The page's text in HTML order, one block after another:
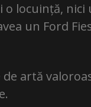
o locuință,
un Ford
artă